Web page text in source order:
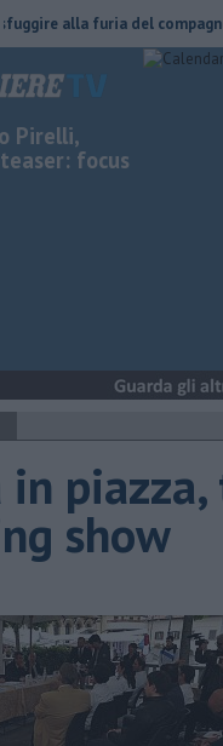
furia del compagno
Pirelli,
focus
in
show